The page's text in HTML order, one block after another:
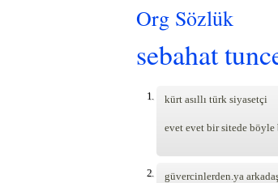
Org Sözlük
sebahat
1. kürt asıllı türk siyasetçi
evet evet bir sitede böyle
2. güvercinlerden.ya